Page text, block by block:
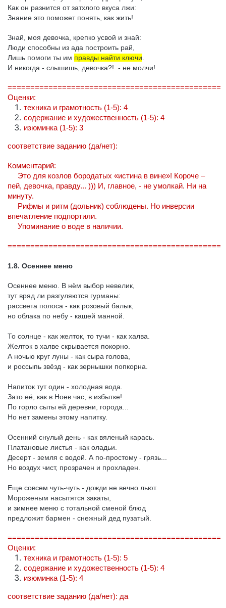
Как он разнится от затхлого вкуса лжи:
Знание это поможет понять, как жить!
Знай, моя девочка, крепко усвой и знай:
Люди способны из ада построить рай,
Лишь помоги ты им правды найти ключи
И никогда - слышишь, девочка?! - не молчи!
===============================================
Оценки:
техника и грамотность (1-5): 4
содержание и художественность (1-5): 4
изюминка (1-5): 3
соответствие заданию (да/нет):
Комментарий:
Это для козлов бородатых «истина в вине»! Короче –
пей, девочка, правду... ))) И, главное, - не умолкай. Ни на
минуту.
Рифмы и ритм (дольник) соблюдены. Но инверсии
впечатление подпортили.
Упоминание о воде в наличии.
===============================================
1.8. Осеннее меню
Осеннее меню. В нём выбор невелик,
тут вряд ли разгуляются гурманы:
рассвета полоса - как розовый балык,
но облака по небу - кашей манной.
То солнце - как желток, то тучи - как халва.
Желток в халве скрывается покорно.
А ночью круг луны - как сыра голова,
и россыпь звёзд - как зернышки попкорна.
Напиток тут один - холодная вода.
Зато её, как в Ноев час, в избытке!
По горло сыты ей деревни, города...
Но нет замены этому напитку.
Осенний снулый день - как вяленый карась.
Платановые листья - как оладьи.
Десерт - земля с водой. А по-простому - грязь...
Но воздух чист, прозрачен и прохладен.
Еще совсем чуть-чуть - дожди не вечно льют.
Мороженым насытятся закаты,
и зимнее меню с тотальной сменой блюд
предложит бармен - снежный дед пузатый.
===============================================
Оценки:
техника и грамотность (1-5): 5
содержание и художественность (1-5): 4
изюминка (1-5): 4
соответствие заданию (да/нет): да